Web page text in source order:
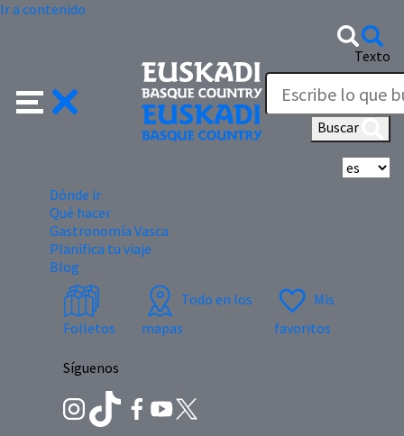
Ir a contenido
Texto
Buscar
Dónde ir
Qué hacer
Gastronomía Vasca
Planifica tu viaje
Blog
Folletos
Todo en los
mapas
Mis
favoritos
Síguenos